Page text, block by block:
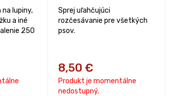
lupiny,
a iné
250
Sprej uľahčujúci
rozčesávanie pre všetkých
psov.
8,50 €
Produkt je momentálne
nedostupný.